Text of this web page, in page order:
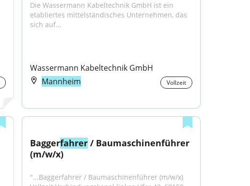
Die Wassermann Kabeltechnik GmbH ist ein
etabliertes mittelständisches Unternehmen, das
sich auf...
Wassermann Kabeltechnik GmbH
Mannheim
Vollzeit
Baggerfahrer / Baumaschinenführer
(m/w/x)
"...Baggerfahrer / Baumaschinenführer (m/w/x)